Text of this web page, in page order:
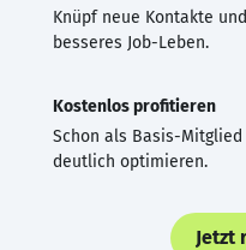
Knüpf neue Kontakte
besseres Job-Leben.
Kostenlos profitieren
Schon als Basis-Mitglied
deutlich optimieren.
Jetzt